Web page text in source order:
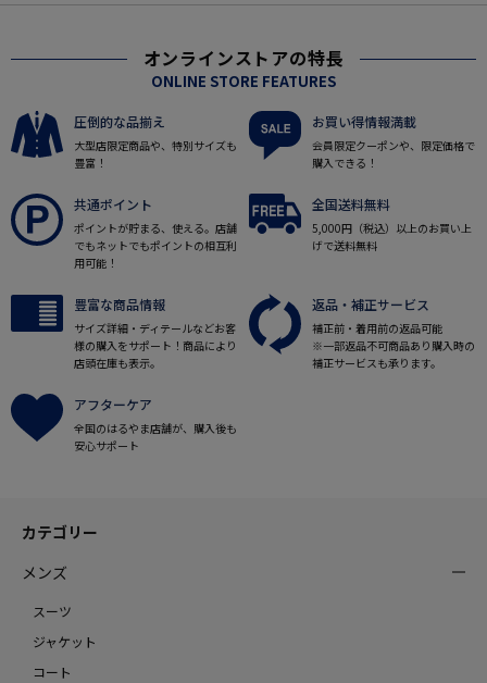
オンラインストアの特長
ONLINE STORE FEATURES
圧倒的な品揃え
大型店限定商品や、特別サイズも
豊富！
お買い得情報満載
会員限定クーポンや、限定価格で
購入できる！
共通ポイント
ポイントが貯まる、使える。店舗
でもネットでもポイントの相互利
用可能！
全国送料無料
5,000円（税込）以上のお買い上
げで送料無料
豊富な商品情報
サイズ詳細・ディテールなどお客
様の購入をサポート！商品により
店頭在庫も表示。
返品・補正サービス
補正前・着用前の返品可能
※一部返品不可商品あり購入時の
補正サービスも承ります。
アフターケア
全国のはるやま店舗が、購入後も
安心サポート
カテゴリー
メンズ
スーツ
ジャケット
コート